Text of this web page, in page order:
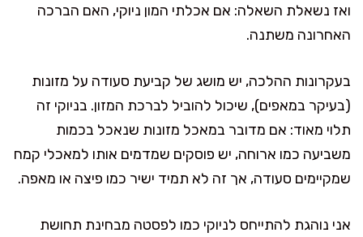
ואז נשאלת השאלה: אם אכלתי המון ניוקי, האם הברכה
האחרונה משתנה.
בעקרונות ההלכה, יש מושג של קביעת סעודה על מזונות
(בעיקר במאפים), שיכול להוביל לברכת המזון. בניוקי זה
תלוי מאוד: אם מדובר במאכל מזונות שנאכל בכמות
משביעה כמו ארוחה, יש פוסקים שמדמים אותו למאכלי קמח
שמקיימים סעודה, אך זה לא תמיד ישיר כמו פיצה או מאפה.
אני נוהגת להתייחס לניוקי כמו לפסטה מבחינת תחושת